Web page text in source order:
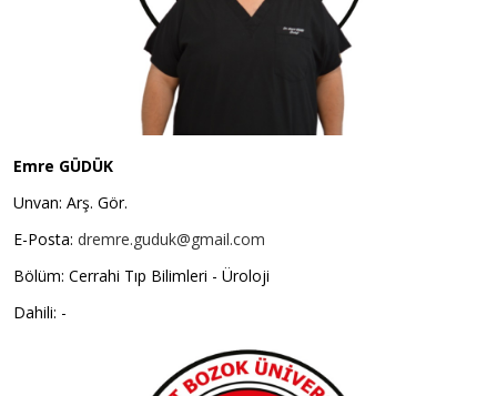
Emre GÜDÜK
Unvan: Arş. Gör.
E-Posta: dremre.guduk@gmail.com
Bölüm: Cerrahi Tıp Bilimleri - Üroloji
Dahili: -